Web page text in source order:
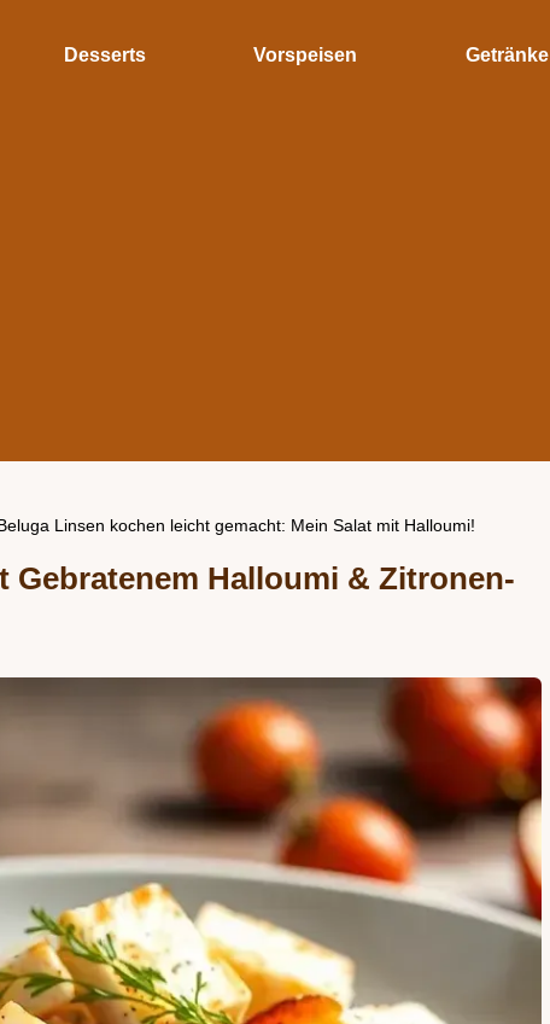
Desserts Vorspeisen Getränke
Linsen kochen leicht gemacht: Mein Salat mit Halloumi!
Gebratenem Halloumi & Zitronen-